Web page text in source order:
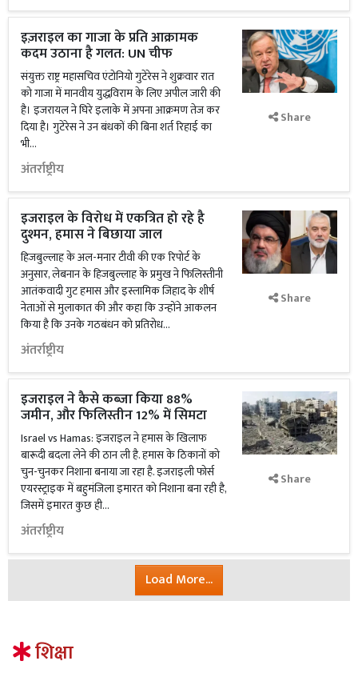
इज़राइल का गाजा के प्रति आक्रामक
कदम उठाना है गलत: UN चीफ
संयुक्त राष्ट्र महासचिव एंटोनियो गुटेरेस ने शुक्रवार रात
को गाजा में मानवीय युद्धविराम के लिए अपील जारी की
है। इजरायल ने घिरे इलाके में अपना आक्रमण तेज कर
दिया है। गुटेरेस ने उन बंधकों की बिना शर्त रिहाई का
भी...
अंतर्राष्ट्रीय
Share
इजराइल के विरोध में एकत्रित हो रहे है
दुश्मन, हमास ने बिछाया जाल
हिजबुल्लाह के अल-मनार टीवी की एक रिपोर्ट के
अनुसार, लेबनान के हिजबुल्लाह के प्रमुख ने फिलिस्तीनी
आतंकवादी गुट हमास और इस्लामिक जिहाद के शीर्ष
नेताओं से मुलाकात की और कहा कि उन्होंने आकलन
किया है कि उनके गठबंधन को प्रतिरोध...
अंतर्राष्ट्रीय
Share
इजराइल ने कैसे कब्ज़ा किया 88%
जमीन, और फिलिस्तीन 12% में सिमटा
Israel vs Hamas: इजराइल ने हमास के खिलाफ
बारूदी बदला लेने की ठान ली है. हमास के ठिकानों को
चुन-चुनकर निशाना बनाया जा रहा है. इजराइली फोर्स
एयरस्ट्राइक में बहुमंजिला इमारत को निशाना बना रही है,
जिसमें इमारत कुछ ही...
अंतर्राष्ट्रीय
Share
Load More...
शिक्षा